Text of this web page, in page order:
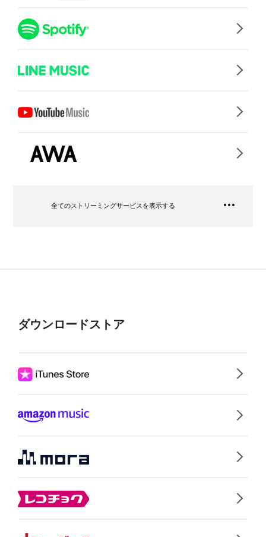
全てのストリーミングサービスを表示する
ダウンロードストア